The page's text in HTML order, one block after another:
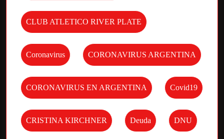
CLUB ATLETICO RIVER PLATE
Coronavirus CORONAVIRUS ARGENTINA
CORONAVIRUS EN ARGENTINA Covid19
CRISTINA KIRCHNER Deuda DNU